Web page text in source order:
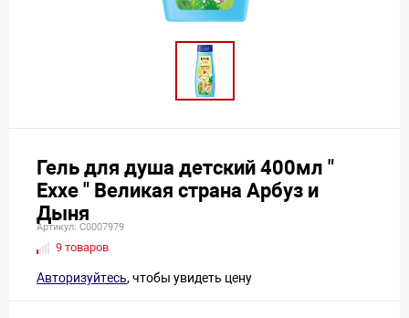
Гель для душа детский 400мл "
Exxe " Великая страна Арбуз и
Дыня
Артикул: С0007979
9 товаров
Авторизуйтесь, чтобы увидеть цену